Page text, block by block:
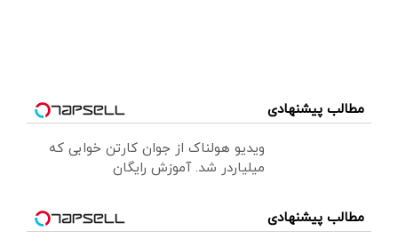
مطالب پیشنهادی
ویدیو هولناک از جوان کارتن خوابی که
میلیاردر شد. آموزش رایگان
مطالب پیشنهادی